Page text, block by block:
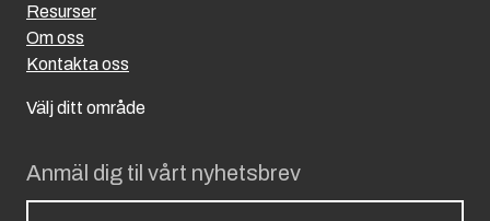
Anmäl dig til vårt nyhetsbrev
Resurser
Om oss
Kontakta oss
Välj ditt område